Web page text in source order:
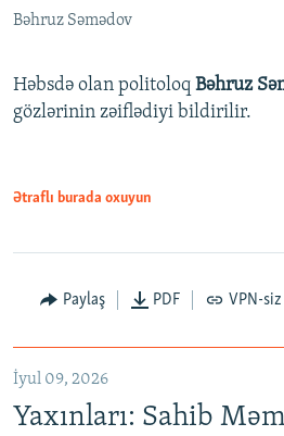
Bəhruz Səmədov
Həbsdə olan politoloq Bəhruz
gözlərinin zəiflədiyi bildirilir.
Ətraflı burada oxuyun
Paylaş PDF VPN-
İyul 09, 2026
Yaxınları: Sahib